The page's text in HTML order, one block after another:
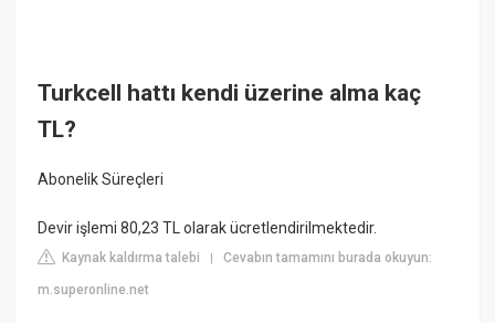
Turkcell hattı kendi üzerine alma kaç
TL?
Abonelik Süreçleri
​​Devir işlemi 80,23 TL olarak ücretlendirilmektedir.
Kaynak kaldırma talebi |Cevabın tamamını burada okuyun:
m.superonline.net